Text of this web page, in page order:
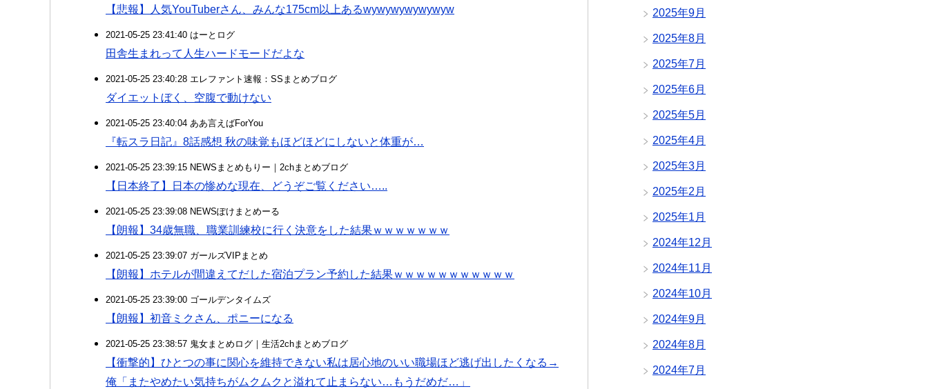
【悲報】人気YouTuberさん、みんな175cm以上あるwywywywywywyw
2021-05-25 23:41:40 はーとログ
田舎生まれって人生ハードモードだよな
2021-05-25 23:40:28 エレファント速報：SSまとめブログ
ダイエットぼく、空腹で動けない
2021-05-25 23:40:04 ああ言えばForYou
『転スラ日記』8話感想 秋の味覚もほどほどにしないと体重が…
2021-05-25 23:39:15 NEWSまとめもりー｜2chまとめブログ
【日本終了】日本の惨めな現在、どうぞご覧ください…..
2021-05-25 23:39:08 NEWSぽけまとめーる
【朗報】34歳無職、職業訓練校に行く決意をした結果ｗｗｗｗｗｗｗ
2021-05-25 23:39:07 ガールズVIPまとめ
【朗報】ホテルが間違えてだした宿泊プラン予約した結果ｗｗｗｗｗｗｗｗｗｗｗ
2021-05-25 23:39:00 ゴールデンタイムズ
【朗報】初音ミクさん、ポニーになる
2021-05-25 23:38:57 鬼女まとめログ｜生活2chまとめブログ
【衝撃的】ひとつの事に関心を維持できない私は居心地のいい職場ほど逃げ出したくなる→
俺「またやめたい気持ちがムクムクと溢れて止まらない…もうだめだ…」
2025年9月
2025年8月
2025年7月
2025年6月
2025年5月
2025年4月
2025年3月
2025年2月
2025年1月
2024年12月
2024年11月
2024年10月
2024年9月
2024年8月
2024年7月